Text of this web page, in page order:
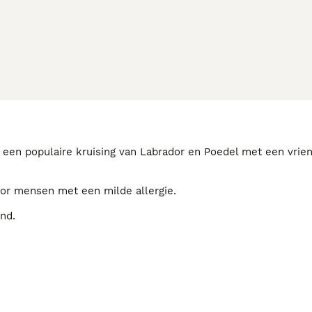
populaire kruising van Labrador en Poedel met een
mensen met een milde allergie.